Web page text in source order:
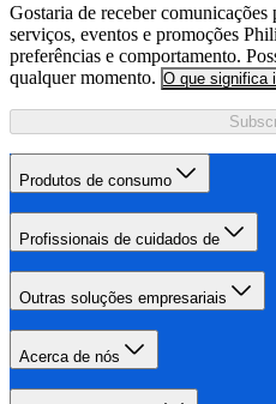
Gostaria de receber
serviços, eventos e promoções
preferências e comportamento.
qualquer momento. O que significa
Produtos de consumo
Profissionais de cuidados de
Outras soluções empresariais
Acerca de nós